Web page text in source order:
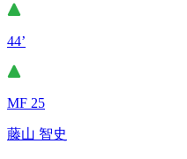
44’
MF 25
藤山 智史